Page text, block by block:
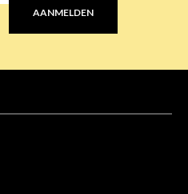
AANMELDEN